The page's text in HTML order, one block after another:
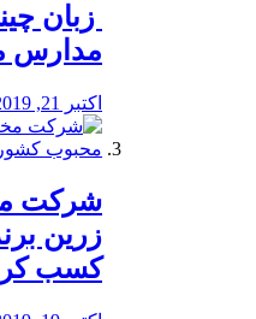
زبان
مدارس
اکتبر 21, 2019
شرکت
زرین
کسب